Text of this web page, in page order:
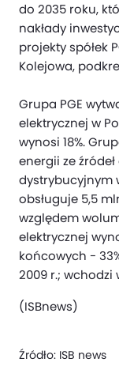
do 2035 roku,
nakłady
projekty spółek
Kolejowa,
Grupa PGE
elektrycznej w
wynosi 18%.
energii ze
dystrybucyjnym
obsługuje 5,5
względem
elektrycznej
końcowych -
2009 r.; wchodzi
(ISBnews)
Źródło: ISB news